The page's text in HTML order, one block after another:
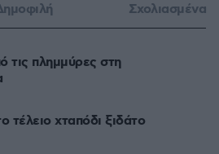
Σχολιασμένα
τις πλημμύρες στη
τέλειο χταπόδι ξιδάτο